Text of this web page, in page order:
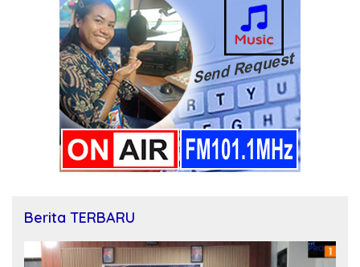
Berita TERBARU